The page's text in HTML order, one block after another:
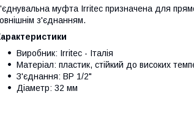
муфта Irritec призначена для
з'єднанням.
Виробник: Irritec - Італія
Матеріал: пластик, стійкий до високих
З'єднання: ВР 1/2"
Діаметр: 32 мм